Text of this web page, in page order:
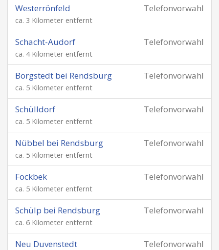
Telefonvorwahl
Westerrönfeld
ca. 3 Kilometer entfernt
Telefonvorwahl
Schacht-Audorf
ca. 4 Kilometer entfernt
Telefonvorwahl
Borgstedt bei Rendsburg
ca. 5 Kilometer entfernt
Telefonvorwahl
Schülldorf
ca. 5 Kilometer entfernt
Telefonvorwahl
Nübbel bei Rendsburg
ca. 5 Kilometer entfernt
Telefonvorwahl
Fockbek
ca. 5 Kilometer entfernt
Telefonvorwahl
Schülp bei Rendsburg
ca. 6 Kilometer entfernt
Telefonvorwahl
Neu Duvenstedt